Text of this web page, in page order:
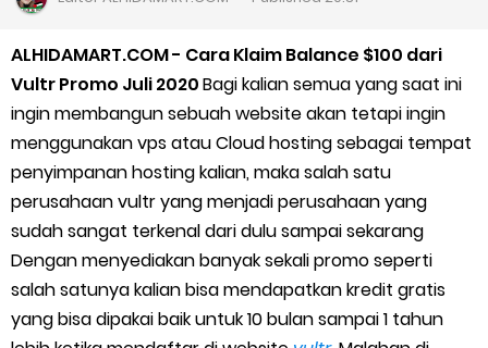
Apa itu Grab Saap? Layanan Antri Online Terbaru Dari Grab
Cara Jitu Mendapat Voucher Gojek Gratis
Cara Ping DNS Server Gojek Gopartner
Cara Mudah Melihat Nomor Shopeepay Sendiri dan Orang Lain
7 Cara Mudah Top Up Grab untuk Driver
5 Versi Map Paling Gacor Untuk Ojek Online
ALHIDAMART.COM - Cara Klaim Balance $100 dari
Vultr Promo Juli 2020Bagi kalian semua yang saat ini
ingin membangun sebuah website akan tetapi ingin
menggunakan vps atau Cloud hosting sebagai tempat
penyimpanan hosting kalian, maka salah satu
perusahaan vultr yang menjadi perusahaan yang
sudah sangat terkenal dari dulu sampai sekarang
Dengan menyediakan banyak sekali promo seperti
salah satunya kalian bisa mendapatkan kredit gratis
yang bisa dipakai baik untuk 10 bulan sampai 1 tahun